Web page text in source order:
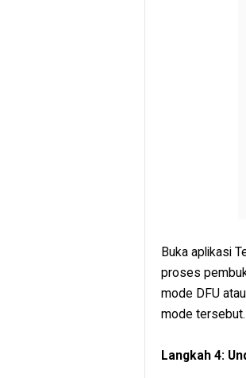
Buka aplikasi
proses
mode DFU
mode tersebut.
Langkah 4: